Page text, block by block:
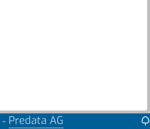
- Predata AG